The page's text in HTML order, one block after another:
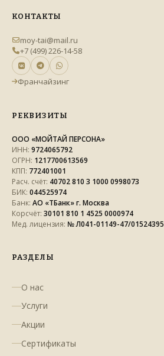
КОНТАКТЫ
moy-tai@mail.ru
+7 (499) 226-14-58
Франчайзинг
РЕКВИЗИТЫ
ООО «МОЙТАЙ ПЕРСОНА»
ИНН: 9724065792
ОГРН: 1217700613569
КПП: 772401001
Расч. счёт: 40702 810 3 1000 0998073
БИК: 044525974
Банк: АО «ТБанк» г. Москва
Корсчёт: 30101 810 1 4525 0000974
Мед. лицензия: № Л041-01149-47/01524395
РАЗДЕЛЫ
О нас
Услуги
Акции
Сертификаты